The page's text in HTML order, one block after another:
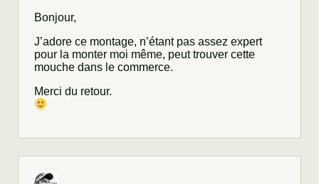
Bonjour,
J’adore ce montage, n’étant pas assez expert
pour la monter moi même, peut trouver cette
mouche dans le commerce.
Merci du retour.